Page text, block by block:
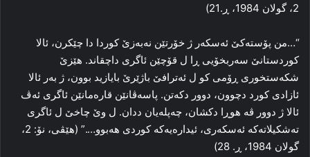
2، گولان 1984، ڕ.21)
“…من پۆسته‌کێ ئه‌سکه‌ر ژ خۆرتێن نه‌به‌زێ کوردا دا چێکرن، ئالا
کوردستانێ سه‌ربخۆیی ڕا ل قۆچێن ئاگری داچقاند. هێزێ
شکه‌ستخوری ڕۆمی کو ل ئه‌ترافێ باژێرێ بایازید بوون، ژ به‌ر ئالا
ئازادی کورد دچوون، دوور دکه‌تن. پاسه‌ڤانێن قاره‌مانێن ئاگری ئه‌ڤ
ئالا ژ دوور ڤه‌ هوڕا دکشان، چه‌پله‌یان ددان. ل وێ چاخێ ل ئاگری
ته‌شکیلاته‌که‌ ئه‌سکه‌ری، ئیداره‌یه‌که‌ کوردی هه‌بوو….” (هێڤی، نۆ: 2،
گولان 1984، ڕ. 28)